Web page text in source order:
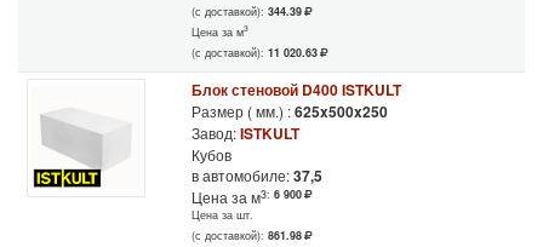
(с доставкой): 344.39
Цена за м3
(с доставкой): 11 020.63
Блок стеновой D400 ISTKULT
Размер ( мм.) :625x500x250
Завод:ISTKULT
Кубов
в автомобиле:37,5
Цена за м3: 6 900
Цена за шт.
(с доставкой): 861.98